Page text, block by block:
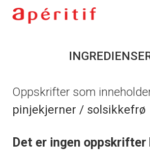
Oppskrifter som
pinjekjerner / solsikkefrø
Det er ingen